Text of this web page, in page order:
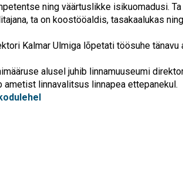
ning väärtuslikke isikuomadusi.
ta on koostööaldis, tasakaalukas
Kalmar Ulmiga lõpetati töösuhe
alusel juhib linnamuuseumi
linnavalitsus linnapea ettepanekul.